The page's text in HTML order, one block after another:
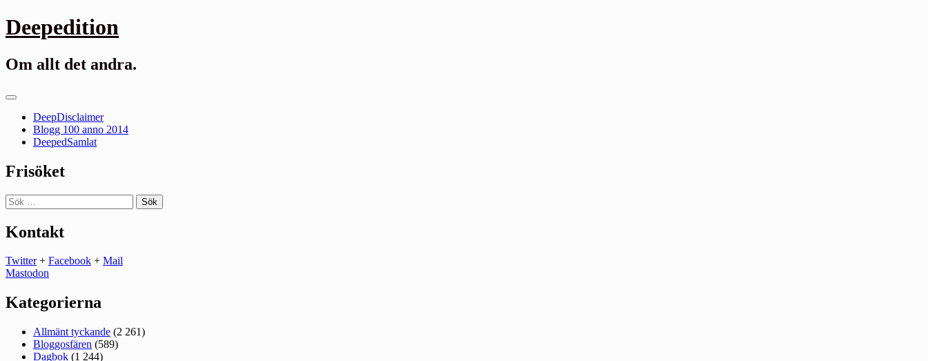
Gå
till
Deepedition
Om allt det andra.
Primär
DeepDisclaimer
Blogg 100 anno 2014
DeepedSamlat
Frisöket
Sök
efter:
Kontakt
Twitter+ Facebook + Mail
Mastodon
Kategorierna
Allmänt tyckande (2 261)
Bloggosfären (589)
Dagbok (1 244)